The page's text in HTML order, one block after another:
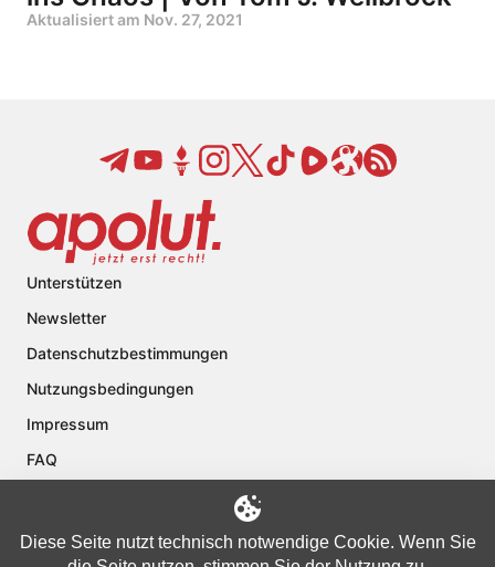
Aktualisiert am Nov. 27, 2021
Unterstützen
Newsletter
Datenschutzbestimmungen
Nutzungsbedingungen
Impressum
FAQ
Diese Seite nutzt technisch notwendige Cookie. Wenn Sie